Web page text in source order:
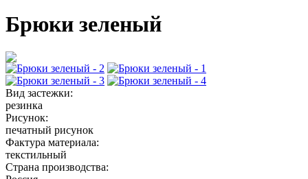
Брюки зеленый
Вид застежки:
резинка
Рисунок:
печатный рисунок
Фактура материала:
текстильный
Страна производства: